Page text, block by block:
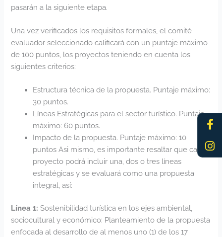
f
pasarán a la siguiente etapa.
Una vez verificados los requisitos formales, el comité
evaluador seleccionado calificará con un puntaje máximo
de 100 puntos, los proyectos teniendo en cuenta los
siguientes criterios:
Estructura técnica de la propuesta. Puntaje máximo:
30 puntos.
Líneas Estratégicas para el sector turístico. Puntaje
máximo: 60 puntos.
Impacto de la propuesta. Puntaje máximo: 10
puntos Asi mismo, es importante resaltar que cada
proyecto podrá incluir una, dos o tres líneas
estratégicas y se evaluará como una propuesta
integral, así:
Línea 1: Sostenibilidad turística en los ejes ambiental,
sociocultural y económico: Planteamiento de la propuesta
enfocada al desarrollo de al menos uno (1) de los 17